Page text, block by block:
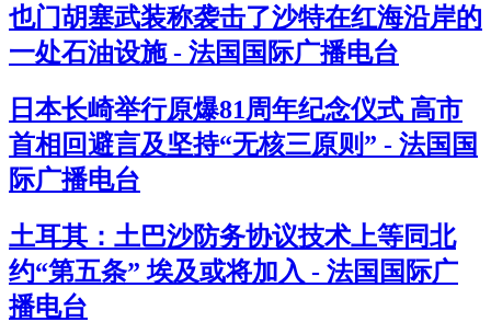
也门胡塞武装称袭击了沙特在红海沿岸的
一处石油设施 - 法国国际广播电台
日本长崎举行原爆81周年纪念仪式 高市
首相回避言及坚持“无核三原则” - 法国国
际广播电台
土耳其：土巴沙防务协议技术上等同北
约“第五条” 埃及或将加入 - 法国国际广
播电台